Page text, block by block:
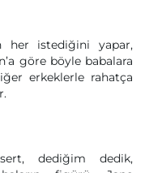
her istediğini yapar,
göre böyle babalara
erkeklerle rahatça
dediğim dedik,